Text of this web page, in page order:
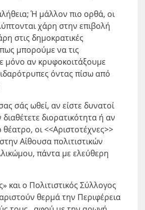
Ή μάλλον πιο ορθά, οι
χάρη στην επιβολή
στις δημοκρατικές
μπορούμε να τις
μόνο αν κρυφοκοιτάξουμε
όντας πίσω από
σάς ωθεί, αν είστε δυνατοί
διορατικότητα ή αν
οι <<Αριστοτέχνες>>
Αίθουσα πολιτιστικών
πάντα με ελεύθερη
και ο Πολιτιστικός Σύλλογος
θερμά την Περιφέρεια